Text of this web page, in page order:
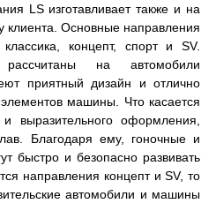
LS изготавливает также и на
клиента. Основные направления
концепт, спорт и SV.
рассчитаны на автомобили
приятный дизайн и отлично
машины. Что касается
выразительного оформления,
Благодаря ему, гоночные и
быстро и безопасно развивать
направления концепт и SV, то
автомобили и машины